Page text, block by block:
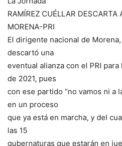
RAMÍREZ CUÉLLAR DESCARTA
MORENA-PRI
El dirigente nacional de
descartó una
eventual alianza con el PRI
de 2021, pues
con ese partido “no vamos ni a
en un proceso
que ya está en marcha, y del
las 15
gubernaturas que estarán en